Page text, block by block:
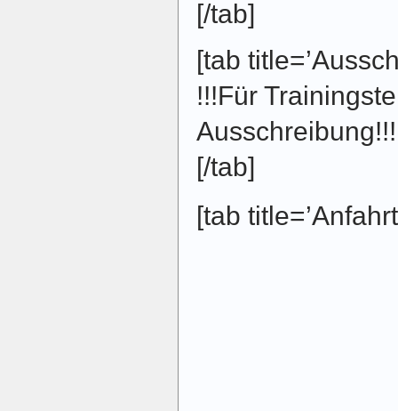
[/tab]
[tab
!!!Für
Ausschreibung!!!
[/tab]
[tab